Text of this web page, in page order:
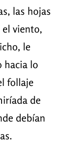
las hojas
viento,
le
hacia lo
follaje
de
debían